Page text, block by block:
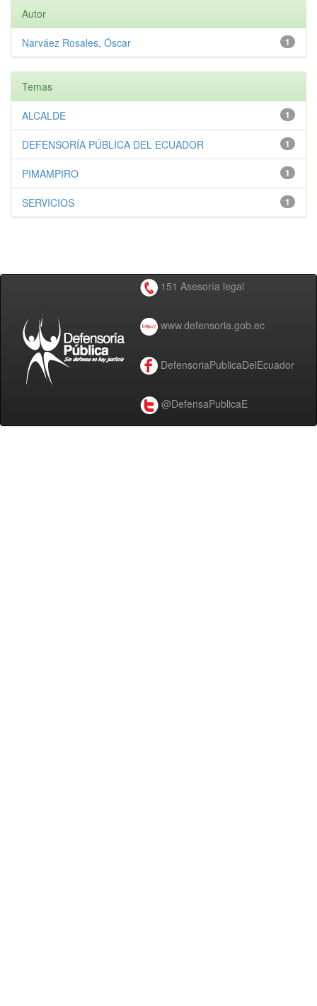
Autor
1
Narváez Rosales, Óscar
Temas
1
ALCALDE
1
DEFENSORÍA PÚBLICA DEL ECUADOR
1
PIMAMPIRO
1
SERVICIOS
151 Asesoría legal
www.defensoria.gob.ec
DefensoriaPublicaDelEcuador
@DefensaPublicaE